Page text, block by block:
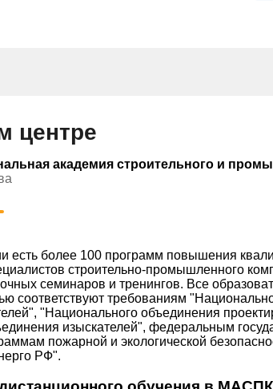
центре
академия строительного и
есть более 100 программ повышения
строительно-промышленного
семинаров и тренингов. Все
соответствуют требованиям
"Национального объединения
изыскателей", федеральным
пожарной и экологической
РФ".